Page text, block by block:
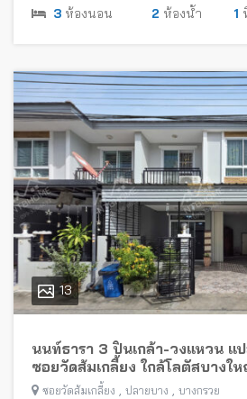
3 ห้องนอน 2 ห้องน้ำ 1
13
นนท์ธารา 3 ปิ่นเกล้า-วงแหวน แ
ซอยวัดส้มเกลี้ยง ใกล้โลตัสบางใ
ซอยวัดส้มเกลี้ยง , ปลายบาง , บางกรวย